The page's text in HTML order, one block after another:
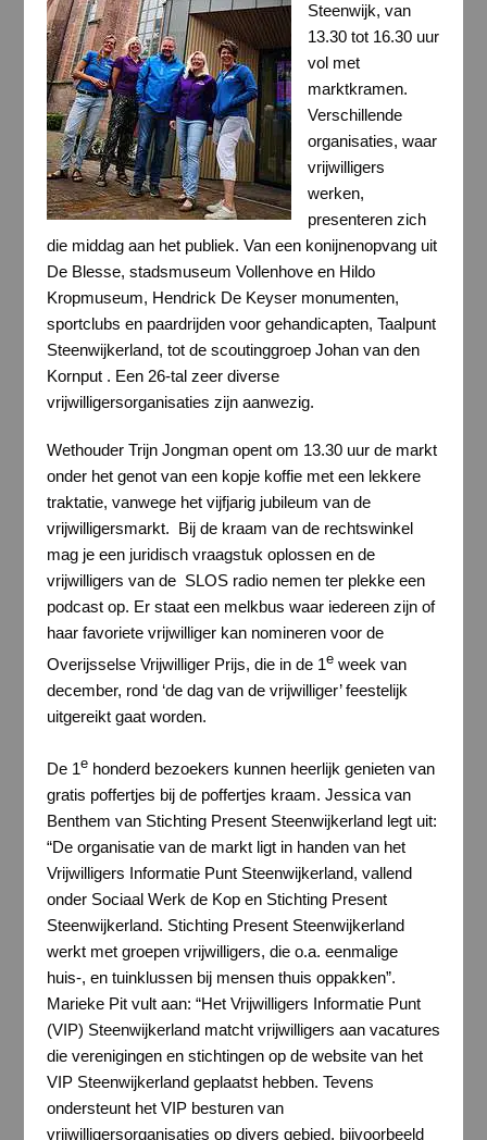
Steenwijk, van
13.30 tot 16.30 uur
vol met
marktkramen.
Verschillende
organisaties, waar
vrijwilligers
werken,
presenteren zich
die middag aan het publiek. Van een konijnenopvang uit
De Blesse, stadsmuseum Vollenhove en Hildo
Kropmuseum, Hendrick De Keyser monumenten,
sportclubs en paardrijden voor gehandicapten, Taalpunt
Steenwijkerland, tot de scoutinggroep Johan van den
Kornput . Een 26-tal zeer diverse
vrijwilligersorganisaties zijn aanwezig.
Wethouder Trijn Jongman opent om 13.30 uur de markt
onder het genot van een kopje koffie met een lekkere
traktatie, vanwege het vijfjarig jubileum van de
vrijwilligersmarkt. Bij de kraam van de rechtswinkel
mag je een juridisch vraagstuk oplossen en de
vrijwilligers van de SLOS radio nemen ter plekke een
podcast op. Er staat een melkbus waar iedereen zijn of
haar favoriete vrijwilliger kan nomineren voor de
Overijsselse Vrijwilliger Prijs, die in de 1eweek van
december, rond ‘de dag van de vrijwilliger’ feestelijk
uitgereikt gaat worden.
De 1ehonderd bezoekers kunnen heerlijk genieten van
gratis poffertjes bij de poffertjes kraam. Jessica van
Benthem van Stichting Present Steenwijkerland legt uit:
“De organisatie van de markt ligt in handen van het
Vrijwilligers Informatie Punt Steenwijkerland, vallend
onder Sociaal Werk de Kop en Stichting Present
Steenwijkerland. Stichting Present Steenwijkerland
werkt met groepen vrijwilligers, die o.a. eenmalige
huis-, en tuinklussen bij mensen thuis oppakken”.
Marieke Pit vult aan: “Het Vrijwilligers Informatie Punt
(VIP) Steenwijkerland matcht vrijwilligers aan vacatures
die verenigingen en stichtingen op de website van het
VIP Steenwijkerland geplaatst hebben. Tevens
ondersteunt het VIP besturen van
vrijwilligersorganisaties op divers gebied, bijvoorbeeld